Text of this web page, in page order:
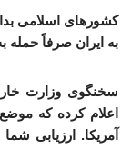
کشورهای اسلامی
به ایران صرفاً
سخنگوی وزارت
اعلام کرده که
آمریکا. ارزیابی